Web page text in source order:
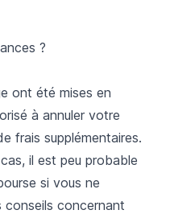
?
ont été mises en
à annuler votre
frais supplémentaires.
il est peu probable
si vous ne
conseils concernant